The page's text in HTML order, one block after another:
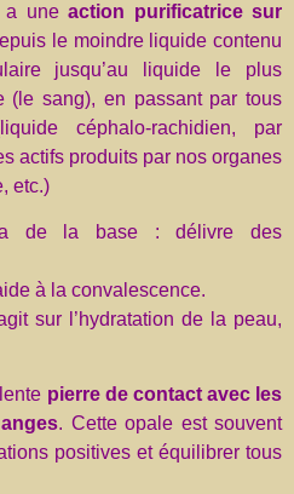
a uneaction purificatrice sur
le moindre liquide contenu
jusqu’au liquide le plus
(le sang), en passant par tous
céphalo-rachidien, par
actifs produits par nos organes
etc.)
de la base : délivre des
à la convalescence.
sur l’hydratation de la peau,
pierre de contact avec les
. Cette opale est souvent
positives et équilibrer tous